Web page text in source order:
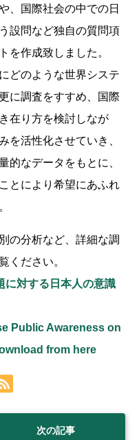
、国際社会の中での日
設問など独自の質問項
を作成致しました。
どのような世界システ
に調査をすすめ、国際
在り方を検討しなが
を活性化させていき、
的なデータをもとに、
とにより希望にあふれ
の分析など、詳細な調
ください。
に対する日本人の意識
Public Awareness on
from here
次の記事